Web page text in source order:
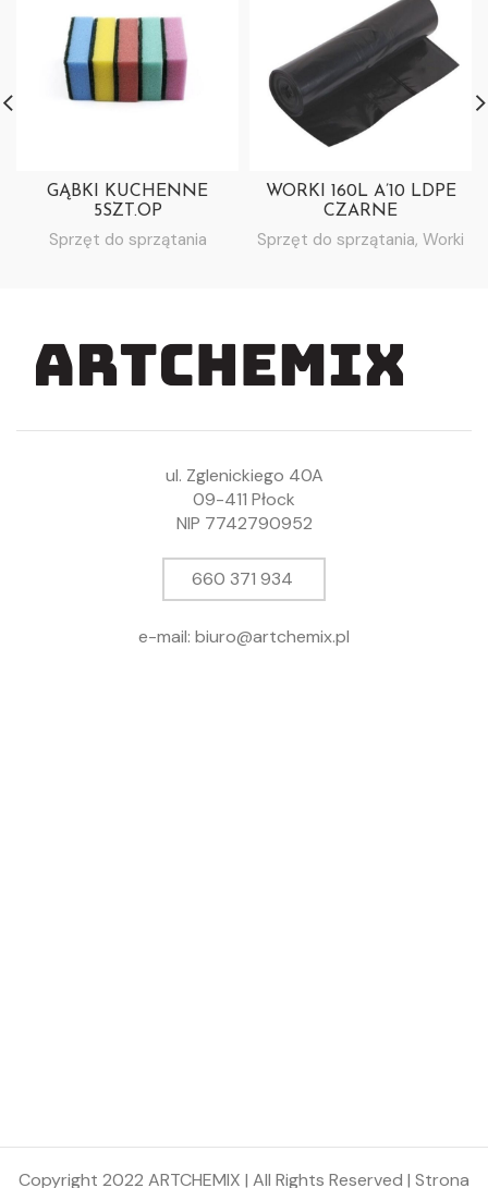
GĄBKI KUCHENNE
5SZT.OP
Sprzęt do sprzątania
WORKI 160L A’10 LDPE
CZARNE
Sprzęt do sprzątania, Worki
ul. Zglenickiego 40A
09-411 Płock
NIP 7742790952
660 371 934
e-mail: biuro@artchemix.pl
Copyright 2022 ARTCHEMIX | All Rights Reserved | Strona